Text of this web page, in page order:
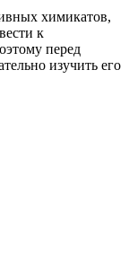
химикатов,
к
перед
изучить его